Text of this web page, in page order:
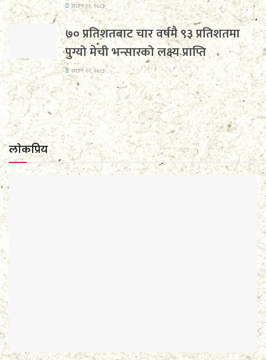
साउन २२, २०८३
७० प्रतिशतबाट चार वर्षमै ९३ प्रतिशतमा
पुग्यो मेची भन्सारको लक्ष्य प्राप्ति
साउन २२, २०८३
लाेकप्रिय